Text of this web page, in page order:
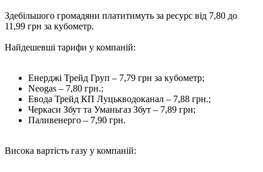
Здебільшого громадяни платитимуть за ресурс від 7,80 до
11,99 грн за кубометр.
Найдешевші тарифи у компаній:
Енерджі Трейд Груп – 7,79 грн за кубометр;
Neogas – 7,80 грн.;
Евода Трейд КП Луцькводоканал – 7,88 грн.;
Черкаси Збут та Уманьгаз Збут – 7,89 грн;
Паливенерго – 7,90 грн.
Висока вартість газу у компаній: